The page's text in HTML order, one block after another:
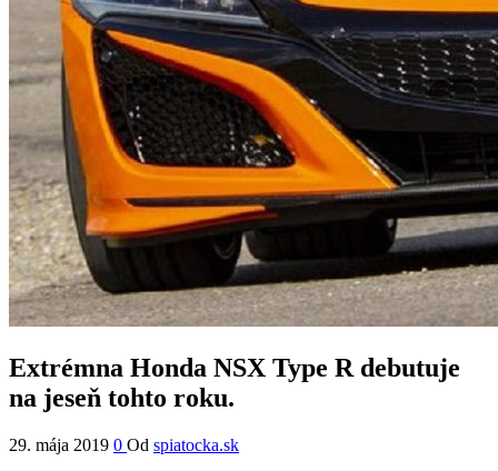
Extrémna Honda NSX Type R debutuje
na jeseň tohto roku.
29. mája 2019 0 Od spiatocka.sk